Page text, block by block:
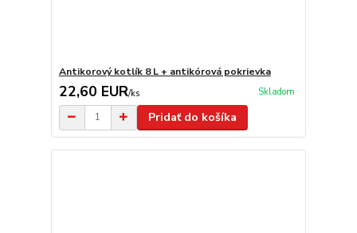
Antikorový kotlík 8 L + antikórová pokrievka
22,60 EUR/ks Skladom
Pridať do košíka